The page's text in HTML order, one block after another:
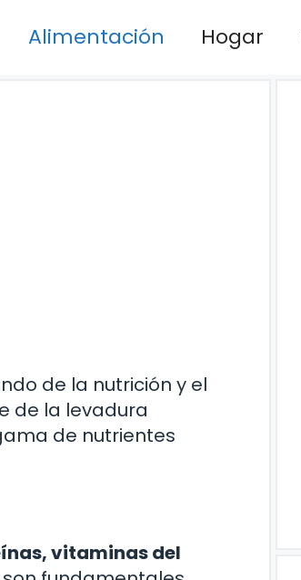
Alimentación Hogar
de la nutrición y el
de la levadura
de nutrientes
vitaminas del